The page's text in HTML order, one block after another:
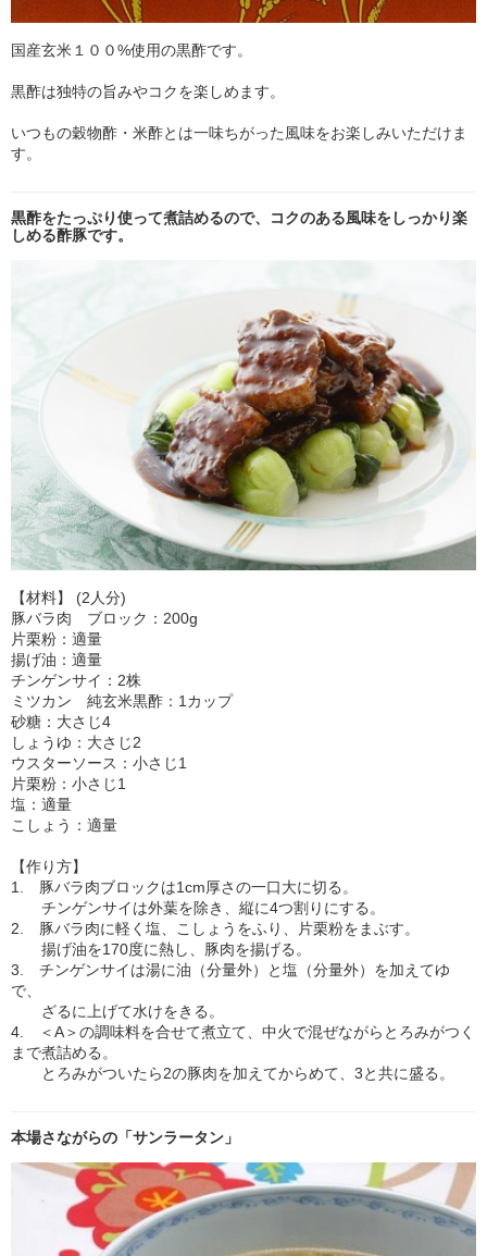
国産玄米１００%使用の黒酢です。
黒酢は独特の旨みやコクを楽しめます。
いつもの穀物酢・米酢とは一味ちがった風味をお楽しみいただけま
す。
黒酢をたっぷり使って煮詰めるので、コクのある風味をしっかり楽
しめる酢豚です。
【材料】 (2人分)
豚バラ肉 ブロック：200g
片栗粉：適量
揚げ油：適量
チンゲンサイ：2株
ミツカン 純玄米黒酢：1カップ
砂糖：大さじ4
しょうゆ：大さじ2
ウスターソース：小さじ1
片栗粉：小さじ1
塩：適量
こしょう：適量
【作り方】
1. 豚バラ肉ブロックは1cm厚さの一口大に切る。
チンゲンサイは外葉を除き、縦に4つ割りにする。
2. 豚バラ肉に軽く塩、こしょうをふり、片栗粉をまぶす。
揚げ油を170度に熱し、豚肉を揚げる。
3. チンゲンサイは湯に油（分量外）と塩（分量外）を加えてゆ
で、
ざるに上げて水けをきる。
4. ＜A＞の調味料を合せて煮立て、中火で混ぜながらとろみがつく
まで煮詰める。
とろみがついたら2の豚肉を加えてからめて、3と共に盛る。
本場さながらの「サンラータン」